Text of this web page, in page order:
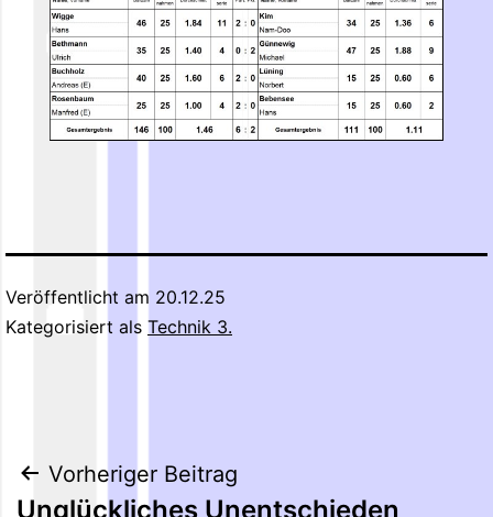
Veröffentlicht am 20.12.25
Kategorisiert als Technik 3.
Beitragsnavigation
Vorheriger Beitrag
Unglückliches Unentschieden